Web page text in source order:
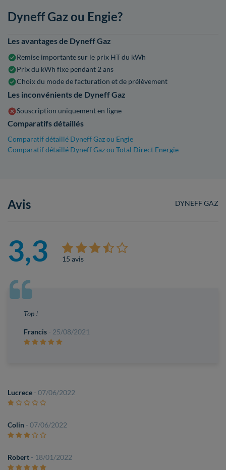
Dyneff Gaz ou Engie?
Les avantages de Dyneff Gaz
Remise importante sur le prix HT du kWh
Prix du kWh fixe pendant 2 ans
Choix du mode de facturation et de prélèvement
Les inconvénients de Dyneff Gaz
Souscription uniquement en ligne
Comparatifs détaillés
Comparatif détaillé Dyneff Gaz ou Engie
Comparatif détaillé Dyneff Gaz ou Total Direct Energie
DYNEFF GAZ
Avis
3,3 15 avis
Top !
Francis - 25/08/2021
Lucrece - 07/06/2022
Colin - 07/06/2022
Robert - 18/01/2022